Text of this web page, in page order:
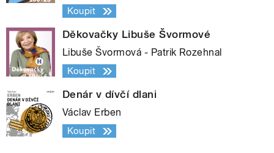
Koupit
Děkovačky Libuše Švormové
Libuše Švormová - Patrik Rozehnal
Koupit
Denár v dívčí dlani
Václav Erben
Koupit